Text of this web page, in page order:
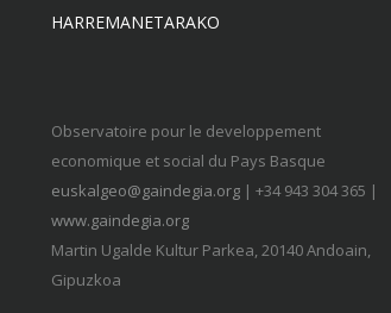
HARREMANETARAKO
Observatoire pour le developpement
economique et social du Pays Basque
euskalgeo@gaindegia.org | +34 943 304 365 |
www.gaindegia.org
Martin Ugalde Kultur Parkea, 20140 Andoain,
Gipuzkoa